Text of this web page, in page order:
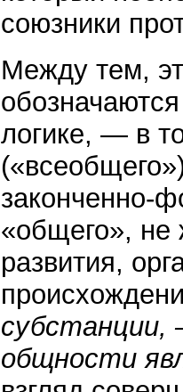
союзники
Между тем,
логике, — в
законченно-
«общего», не
развития,
субстанции,
общности